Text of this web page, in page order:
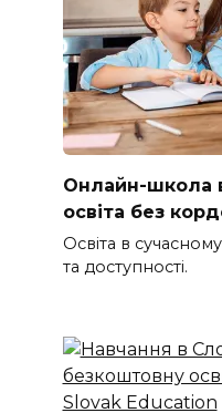
Онлайн-школа
освіта без
Освіта в сучасному
та доступності.